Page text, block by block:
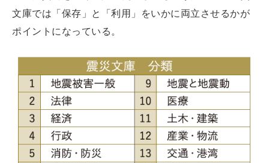
文庫では「保存」と「利用」をいかに両立させるかが
ポイントになっている。